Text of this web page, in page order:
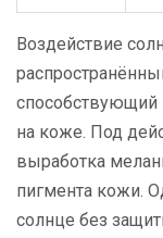
Воздействие
на коже. Под
выработка
пигмента кожи.
солнце без